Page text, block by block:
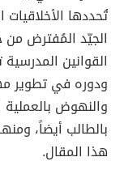
تُحددها الأخلاقيات
الجيّد المُفترض
القوانين
ودوره في تطوير
والنهوض بالعملية
بالطالب أيضاً،
هذا المقال.